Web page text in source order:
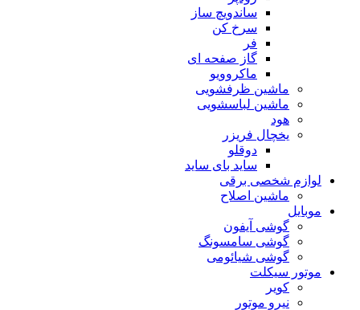
ساندویچ ساز
سرخ کن
فر
گاز صفحه ای
ماکروویو
ماشین ظرفشویی
ماشین لباسشویی
هود
یخچال فریزر
دوقلو
ساید بای ساید
لوازم شخصی برقی
ماشین اصلاح
موبایل
گوشی آیفون
گوشی سامسونگ
گوشی شیائومی
موتور سیکلت
کویر
نیرو موتور